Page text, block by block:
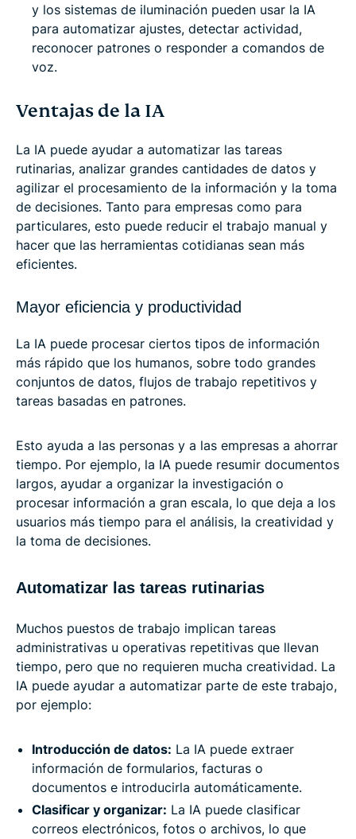
y los sistemas de iluminación pueden usar la IA
para automatizar ajustes, detectar actividad,
reconocer patrones o responder a comandos de
voz.
Ventajas de la IA
La IA puede ayudar a automatizar las tareas
rutinarias, analizar grandes cantidades de datos y
agilizar el procesamiento de la información y la toma
de decisiones. Tanto para empresas como para
particulares, esto puede reducir el trabajo manual y
hacer que las herramientas cotidianas sean más
eficientes.
Mayor eficiencia y productividad
La IA puede procesar ciertos tipos de información
más rápido que los humanos, sobre todo grandes
conjuntos de datos, flujos de trabajo repetitivos y
tareas basadas en patrones.
Esto ayuda a las personas y a las empresas a ahorrar
tiempo. Por ejemplo, la IA puede resumir documentos
largos, ayudar a organizar la investigación o
procesar información a gran escala, lo que deja a los
usuarios más tiempo para el análisis, la creatividad y
la toma de decisiones.
Automatizar las tareas rutinarias
Muchos puestos de trabajo implican tareas
administrativas u operativas repetitivas que llevan
tiempo, pero que no requieren mucha creatividad. La
IA puede ayudar a automatizar parte de este trabajo,
por ejemplo:
Introducción de datos: La IA puede extraer
información de formularios, facturas o
documentos e introducirla automáticamente.
Clasificar y organizar: La IA puede clasificar
correos electrónicos, fotos o archivos, lo que